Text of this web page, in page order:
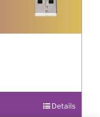
Details